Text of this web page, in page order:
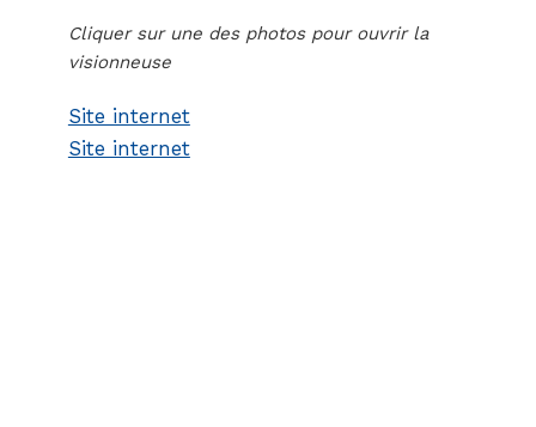
Cliquer sur une des photos pour ouvrir la
visionneuse
Site internet
Site internet